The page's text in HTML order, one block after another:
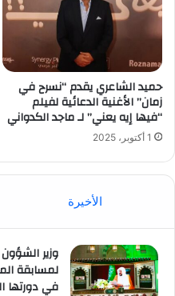
حميد الشاعري يقدم “نسرح في
زمان” الأغنية الدعائية لفيلم
“فيها إيه يعني” لـ ماجد الكدواني
1 أكتوبر، 2025
الأخيرة
وزير
لمسابقة
في دورتها